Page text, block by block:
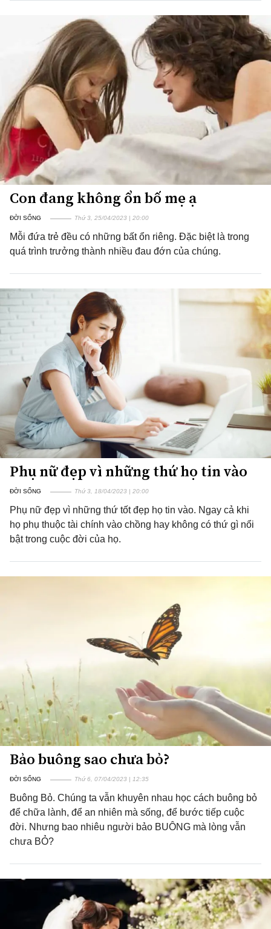
Con đang không ổn bố mẹ ạ
ĐỜI SỐNG Thứ 3, 25/04/2023 | 20:00
Mỗi đứa trẻ đều có những bất ổn riêng. Đặc biệt là trong
quá trình trưởng thành nhiều đau đớn của chúng.
Phụ nữ đẹp vì những thứ họ tin vào
ĐỜI SỐNG Thứ 3, 18/04/2023 | 20:00
Phụ nữ đẹp vì những thứ tốt đẹp họ tin vào. Ngay cả khi
họ phụ thuộc tài chính vào chồng hay không có thứ gì nổi
bật trong cuộc đời của họ.
Bảo buông sao chưa bỏ?
ĐỜI SỐNG Thứ 6, 07/04/2023 | 12:35
Buông Bỏ. Chúng ta vẫn khuyên nhau học cách buông bỏ
để chữa lành, để an nhiên mà sống, để bước tiếp cuộc
đời. Nhưng bao nhiêu người bảo BUÔNG mà lòng vẫn
chưa BỎ?